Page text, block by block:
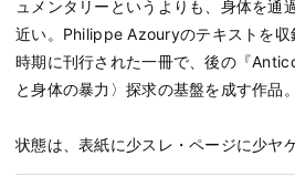
ュメンタリーというよりも、身体を通
近い。Philippe Azouryのテキストを収
時期に刊行された一冊で、後の『
と身体の暴力〉探求の基盤を成す作品。
状態は、表紙に少スレ・ページに少ヤケ